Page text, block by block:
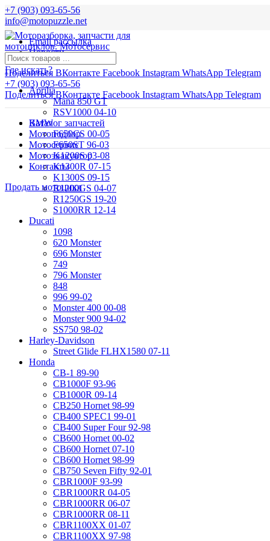
+7 (903) 093-65-56
info@motopuzzle.net
Email рассылка
Новости
Поделиться ВКонтакте Facebook Instagram WhatsApp Telegram
+7 (903) 093-65-56
Поделиться ВКонтакте Facebook Instagram WhatsApp Telegram
Где искать?
Aprilia
Mana 850 GT
RSV1000 04-10
BMW
F650CS 00-05
F650ST 96-03
K1200S 03-08
K1300R 07-15
K1300S 09-15
R1200GS 04-07
R1250GS 19-20
S1000RR 12-14
Ducati
1098
620 Monster
696 Monster
749
796 Monster
848
996 99-02
Monster 400 00-08
Monster 900 94-02
SS750 98-02
Harley-Davidson
Street Glide FLHX1580 07-11
Honda
CB-1 89-90
CB1000F 93-96
CB1000R 09-14
CB250 Hornet 98-99
CB400 SPEC1 99-01
CB400 Super Four 92-98
CB600 Hornet 00-02
CB600 Hornet 07-10
CB600 Hornet 98-99
CB750 Seven Fifty 92-01
CBR1000F 93-99
CBR1000RR 04-05
CBR1000RR 06-07
CBR1000RR 08-11
CBR1100XX 01-07
CBR1100XX 97-98
Каталог запчастей
Мотоподбор
Мотосервис
Мотоэвакуатор
Контакты
Продать мотоцикл